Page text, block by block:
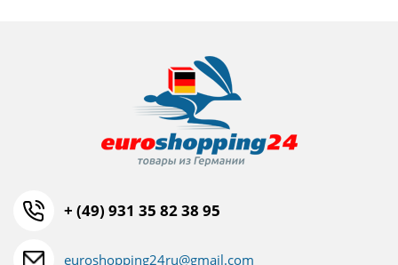
+ (49) 931 35 82 38 95
euroshopping24ru@gmail.com